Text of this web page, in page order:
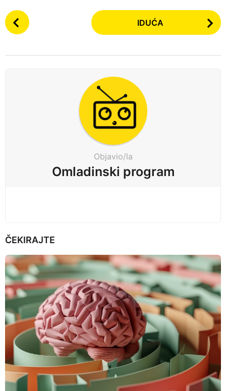
e
P
o
IDUĆA
Objavio/la
Omladinski program
ČEKIRAJTE